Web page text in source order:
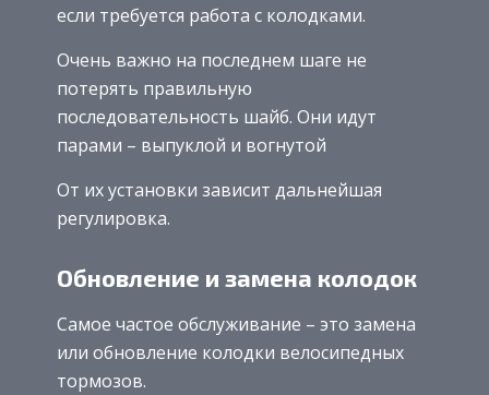
если требуется работа с колодками.
Очень важно на последнем шаге не
потерять правильную
последовательность шайб. Они идут
парами – выпуклой и вогнутой
От их установки зависит дальнейшая
регулировка.
Обновление и замена колодок
Самое частое обслуживание – это замена
или обновление колодки велосипедных
тормозов.